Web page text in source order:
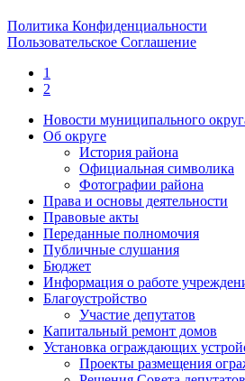
Политика Конфиденциальности
Пользовательское Соглашение
1
2
Новости муниципального
Об округе
История района
Официальная символика
Фотографии района
Права и основы деятельности
Правовые акты
Переданные полномочия
Публичные слушания
Бюджет
Информация о работе
Благоустройство
Участие депутатов
Капитальный ремонт домов
Установка ограждающих
Проекты размещения